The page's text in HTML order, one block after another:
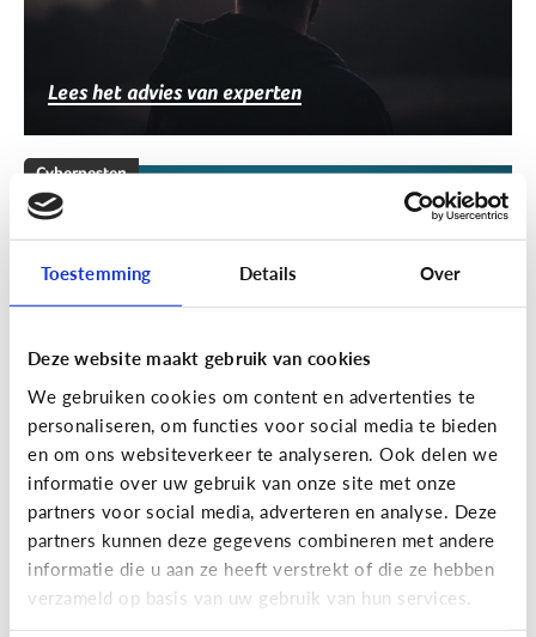
Toestemming Details Over
Deze website maakt gebruik van cookies
We gebruiken cookies om content en advertenties te
personaliseren, om functies voor social media te bieden
en om ons websiteverkeer te analyseren. Ook delen we
informatie over uw gebruik van onze site met onze
partners voor social media, adverteren en analyse. Deze
partners kunnen deze gegevens combineren met andere
informatie die u aan ze heeft verstrekt of die ze hebben
verzameld op basis van uw gebruik van hun services.
Lees het advies van experten
Cyberpesten
[Klik & Print]
cyberpesten
Cyberpesten
Welke tieners lopen een groter